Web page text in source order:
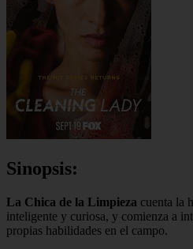
Sinopsis:
La Chica de la Limpieza cuenta la
inteligente y curiosa, y comienza a
propias habilidades en el campo.